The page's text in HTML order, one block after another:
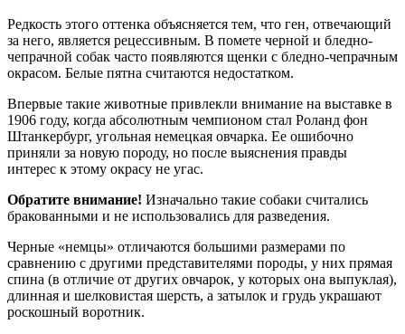
Редкость этого оттенка объясняется тем, что ген, отвечающий
за него, является рецессивным. В помете черной и бледно-
чепрачной собак часто появляются щенки с бледно-чепрачным
окрасом. Белые пятна считаются недостатком.
Впервые такие животные привлекли внимание на выставке в
1906 году, когда абсолютным чемпионом стал Роланд фон
Штанкербург, угольная немецкая овчарка. Ее ошибочно
приняли за новую породу, но после выяснения правды
интерес к этому окрасу не угас.
Обратите внимание! Изначально такие собаки считались
бракованными и не использовались для разведения.
Черные «немцы» отличаются большими размерами по
сравнению с другими представителями породы, у них прямая
спина (в отличие от других овчарок, у которых она выпуклая),
длинная и шелковистая шерсть, а затылок и грудь украшают
роскошный воротник.